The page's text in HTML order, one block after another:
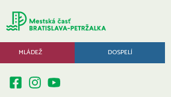
MLÁDEŽ DOSPELÍ